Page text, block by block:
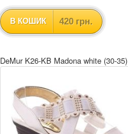
В КОШИК 420 грн.
DeMur K26-KB Madona white (30-35)